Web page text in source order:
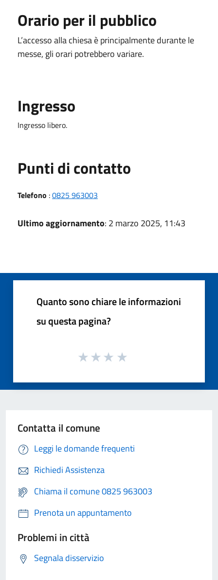
Orario per il pubblico
L’accesso alla chiesa è principalmente durante le
messe, gli orari potrebbero variare.
Ingresso
Ingresso libero.
Punti di contatto
Telefono :0825 963003
Ultimo aggiornamento: 2 marzo 2025, 11:43
Quanto sono chiare le informazioni
su questa pagina?
Contatta il comune
Leggi le domande frequenti
Richiedi Assistenza
Chiama il comune 0825 963003
Prenota un appuntamento
Problemi in città
Segnala disservizio